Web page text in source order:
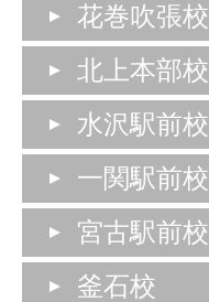
花巻吹張校
北上本部校
水沢駅前校
一関駅前校
宮古駅前校
釜石校